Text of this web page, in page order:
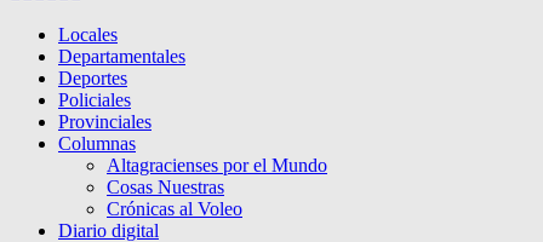
Locales
Departamentales
Deportes
Policiales
Provinciales
Columnas
Altagracienses por el Mundo
Cosas Nuestras
Crónicas al Voleo
Diario digital